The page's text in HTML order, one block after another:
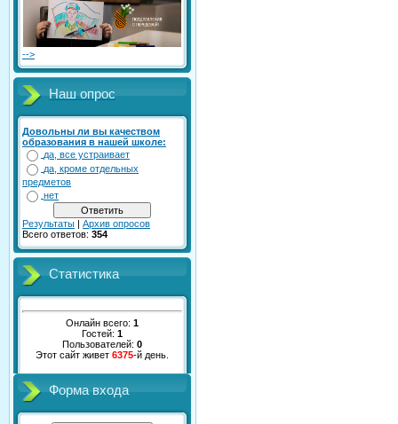
-->
Наш опрос
Довольны ли вы качеством
образования в нашей школе:
да, все устраивает
да, кроме отдельных
предметов
нет
Результаты | Архив опросов
Всего ответов: 354
Статистика
Онлайн всего: 1
Гостей: 1
Пользователей: 0
Этот сайт живет 6375-й день.
Форма входа